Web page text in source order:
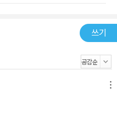
일, 인간관계, 권력, 사회적 지위
터’라 규정하며 생태계 최상위
는 그러한 인간사회에서 어떠한
리 몸에서 지금 어떤 일이 벌
철하게 알려주고, ‘어떻게 더
쓰기